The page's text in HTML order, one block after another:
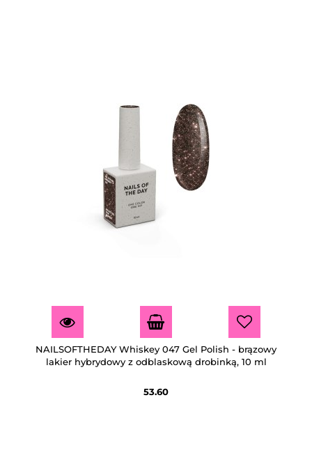
NAILSOFTHEDAY Whiskey 047 Gel Polish - brązowy
lakier hybrydowy z odblaskową drobinką, 10 ml
53.60